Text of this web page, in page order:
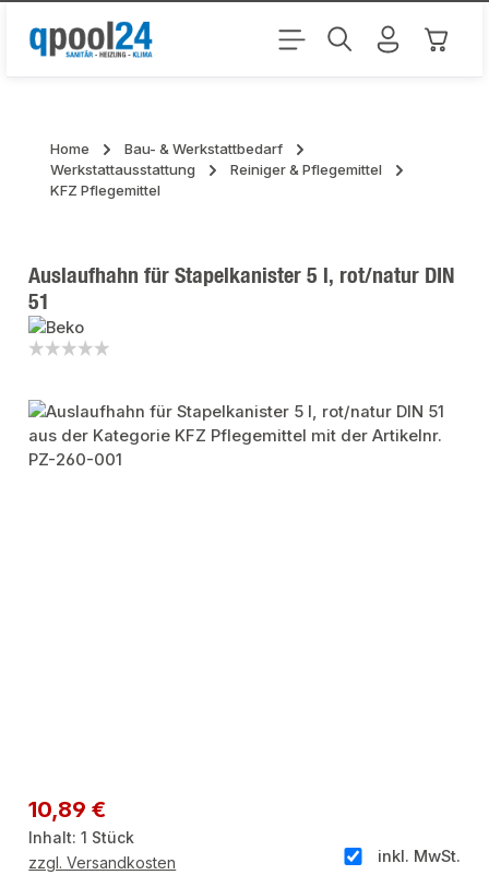
Zum Hauptinhalt springen
Home
Bau- & Werkstattbedarf
Werkstattausstattung
Reiniger & Pflegemittel
KFZ Pflegemittel
Auslaufhahn für Stapelkanister 5 l, rot/natur DIN
51
Bildergalerie überspringen
Regulärer Preis:
10,89 €
Inhalt:1 Stück
inkl. MwSt.
zzgl. Versandkosten